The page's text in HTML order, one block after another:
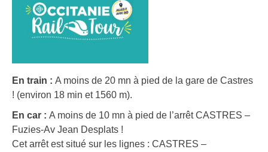
En train : A moins de 20 mn à pied de la gare de Castres
! (environ 18 min et 1560 m).
En car : A moins de 10 mn à pied de l’arrêt CASTRES –
Fuzies-Av Jean Desplats !
Cet arrêt est situé sur les lignes : CASTRES –